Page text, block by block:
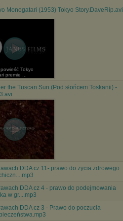
Monogatari (1953) Tokyo Story.DaveRip.avi
Tokyo
premie ...
the Tuscan Sun (Pod słońcem Toskanii) -
DDA cz 11- prawo do życia zdrowego
DDA cz 4 - prawo do podejmowania
w gr....mp3
DDA cz 3 - Prawo do poczucia